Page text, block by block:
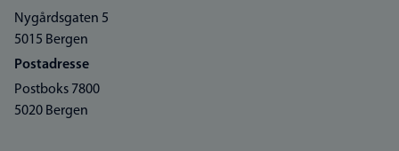
Nygårdsgaten 5
5015 Bergen
Postadresse
Postboks 7800
5020 Bergen